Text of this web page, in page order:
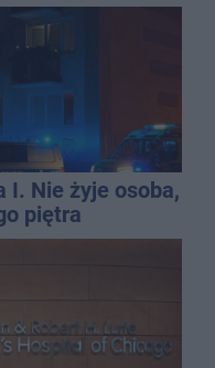
I. Nie żyje osoba,
piętra